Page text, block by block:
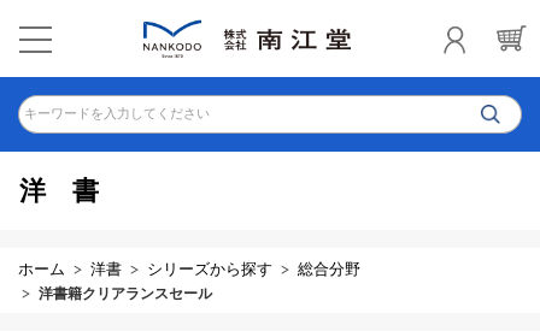
キーワードを入力してください
洋書
ホーム 洋書 シリーズから探す 総合分野
洋書籍クリアランスセール